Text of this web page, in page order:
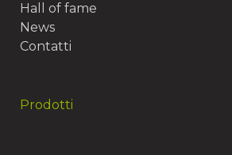
Hall of fame
News
Contatti
Prodotti